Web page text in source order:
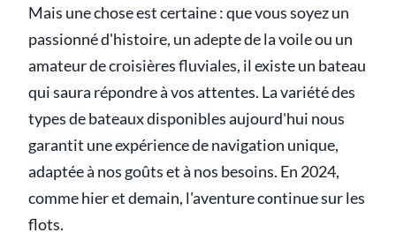
Mais une chose est certaine : que vous soyez un
passionné d'histoire, un adepte de la voile ou un
amateur de croisières fluviales, il existe un bateau
qui saura répondre à vos attentes. La variété des
types de bateaux disponibles aujourd'hui nous
garantit une expérience de navigation unique,
adaptée à nos goûts et à nos besoins. En 2024,
comme hier et demain, l'aventure continue sur les
flots.